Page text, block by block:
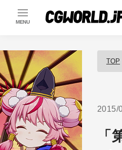
MENU
TOP
2015/